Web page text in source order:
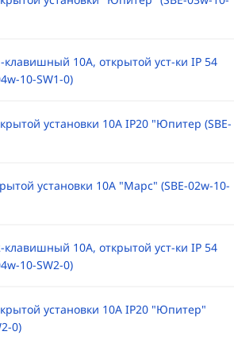
10А, открытой уст-ки IP 54
10-SW1-0)
установки 10А IP20 "Юпитер (SBE-
установки 10А "Марс" (SBE-02w-10-
10А, открытой уст-ки IP 54
10-SW2-0)
установки 10А IP20 "Юпитер"
0)